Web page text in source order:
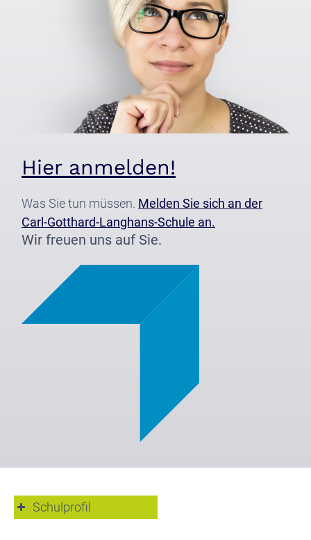
Hier anmelden!
Was Sie tun müssen. Melden Sie sich an der
Carl-Gotthard-Langhans-Schule an.
Wir freuen uns auf Sie.
Schulprofil